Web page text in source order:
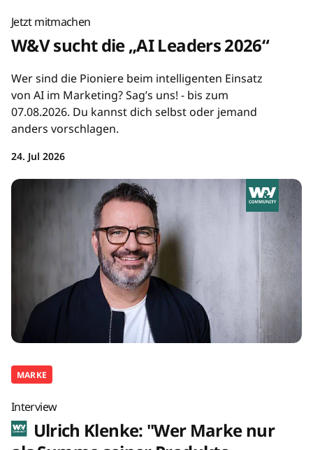
Jetzt mitmachen
W&V sucht die „AI Leaders 2026“
Wer sind die Pioniere beim intelligenten Einsatz
von AI im Marketing? Sag’s uns! - bis zum
07.08.2026. Du kannst dich selbst oder jemand
anders vorschlagen.
24. Jul 2026
MARKE
Interview
Ulrich Klenke: "Wer Marke nur